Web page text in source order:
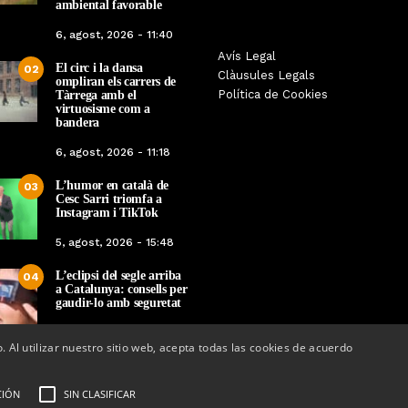
ambiental favorable
6, agost, 2026 - 11:40
02
El circ i la dansa
ompliran els carrers de
Tàrrega amb el
virtuosisme com a
bandera
6, agost, 2026 - 11:18
03
L’humor en català de
Cesc Sarri triomfa a
Instagram i TikTok
5, agost, 2026 - 15:48
04
L’eclipsi del segle arriba
a Catalunya: consells per
gaudir-lo amb seguretat
Avís Legal
Clàusules Legals
Política de Cookies
Les Gastrosàvies protagonitzen
una gran trobada al Món Sant
Benet que referma el valor de la
cuina tradicional
27, novembre, 2025 - 08:28
El respecte a la
protagonista de la
Cinema Espiritual de
utilizar nuestro sitio web, acepta todas las cookies de acuerdo
SIN CLASIFICAR